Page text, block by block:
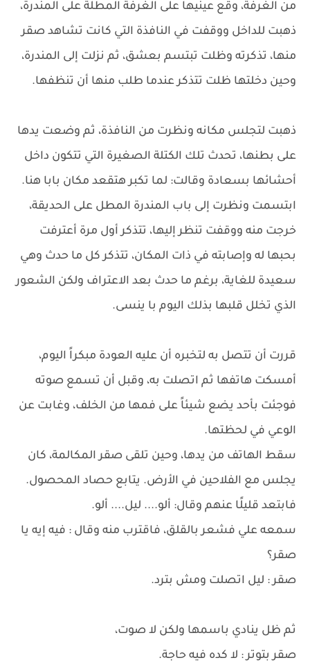
من الغرفة، وقع عينيها على الغرفة المطلة على المندرة،
ذهبت للداخل ووقفت في النافذة التي كانت تشاهد صقر
منها، تذكرته وظلت تبتسم بعشق، ثم نزلت إلى المندرة،
وحين دخلتها ظلت تتذكر عندما طلب منها أن تنظفها.
ذهبت لتجلس مكانه ونظرت من النافذة، ثم وضعت يدها
على بطنها، تحدث تلك الكتلة الصغيرة التي تتكون داخل
أحشائها بسعادة وقالت: لما تكبر هتقعد مكان بابا هنا.
ابتسمت ونظرت إلى باب المندرة المطل على الحديقة،
خرجت منه ووقفت تنظر إليها، تتذكر أول مرة أعترفت
بحبها له وإصابته في ذات المكان، تتذكر كل ما حدث وهي
سعيدة للغاية، برغم ما حدث بعد الاعتراف ولكن الشعور
الذي تخلل قلبها بذلك اليوم با ينسى.
قررت أن تتصل به لتخبره أن عليه العودة مبكراً اليوم،
أمسكت هاتفها ثم اتصلت به، وقبل أن تسمع صوته
فوجئت بأحد يضع شيئاً على فمها من الخلف، وغابت عن
الوعي في لحظتها.
سقط الهاتف من يدها، وحين تلقى صقر المكالمة، كان
يجلس مع الفلاحين في الأرض. يتابع حصاد المحصول.
فابتعد قليلًا عنهم وقال: ألو.... ليل.... ألو.
سمعه علي فشعر بالقلق، فاقترب منه وقال : فيه إيه يا
صقر؟
صقر : ليل اتصلت ومش بترد.
ثم ظل ينادي باسمها ولكن لا صوت،
صقر بتوتر : لا كده فيه حاجة.